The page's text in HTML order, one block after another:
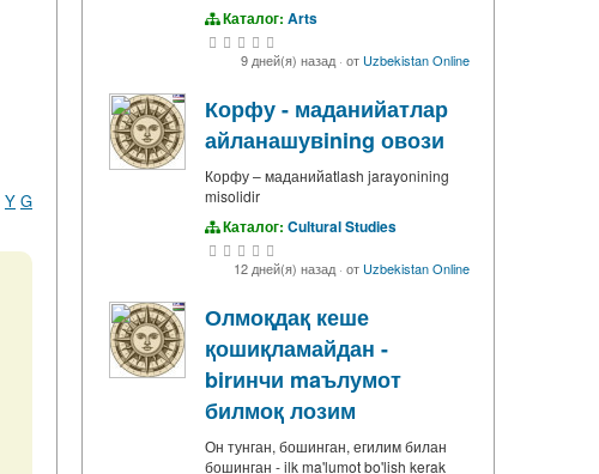
Y G
Каталог: Arts
9 дней(я) назад· от Uzbekistan Online
Корфу - маданийатлар
айланашувining овози
Корфу – маданийatlash jarayonining
misolidir
Каталог: Cultural Studies
12 дней(я) назад· от Uzbekistan Online
Олмоқдақ кеше
қошиқламайдан -
birинчи maълумот
билмоқ лозим
Он тунган, бошинган, егилим билан
бошинган - ilk ma'lumot bo'lish kerak